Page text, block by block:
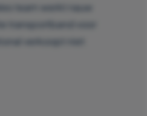
team werkt nauw
transportband voor
verkoopt niet